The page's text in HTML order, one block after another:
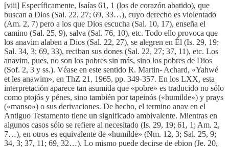
[viii] Específicamente, Isaías 61, 1 (los de corazón abatido), que
buscan a Dios (Sal. 22, 27; 69, 33…), cuyo derecho es violentado
(Am. 2, 7) pero a los que Dios escucha (Sal. 10, 17), enseña el
camino (Sal. 25, 9), salva (Sal. 76, 10), etc. Todo ello provoca que
los anavim alaben a Dios (Sal. 22, 27), se alegren en Él (Is. 29, 19;
Sal. 34, 3; 69, 33), reciban sus dones (Sal. 22, 27; 37, 11), etc. Los
anavim, pues, no son los pobres sin más, sino los pobres de Dios
(Sof. 2, 3 y ss.). Véase en este sentido R. Martin- Achard, «Yahwé
et les anawim», en ThZ 21, 1965, pp. 349-357. En los LXX, esta
interpretación aparece tan asumida que «pobre» es traducido no sólo
como ptojós y pénes, sino también por tapeinós («humilde») y prays
(«manso») o sus derivaciones. De hecho, el termino anav en el
Antiguo Testamento tiene un significado ambivalente. Mientras en
algunos casos sólo se refiere al necesitado (Is. 29, 19; 61, 1; Am. 2,
7…), en otros es equivalente de «humilde» (Nm. 12, 3; Sal. 25, 9;
34, 3; 37, 11; 69, 32…). Lo mismo puede decirse de ebion (Je. 20,